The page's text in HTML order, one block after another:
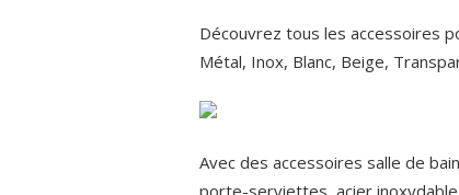
Découvrez tous les accessoires
Métal, Inox, Blanc, Beige,
Avec des accessoires salle de
porte-serviettes, acier